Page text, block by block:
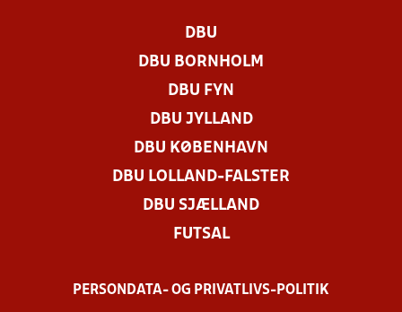
DBU
DBU BORNHOLM
DBU FYN
DBU JYLLAND
DBU KØBENHAVN
DBU LOLLAND-FALSTER
DBU SJÆLLAND
FUTSAL
PERSONDATA- OG PRIVATLIVS-POLITIK